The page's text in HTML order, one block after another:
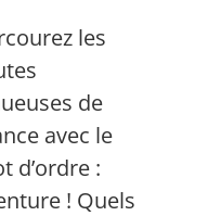
les
de
avec le
d’ordre :
! Quels